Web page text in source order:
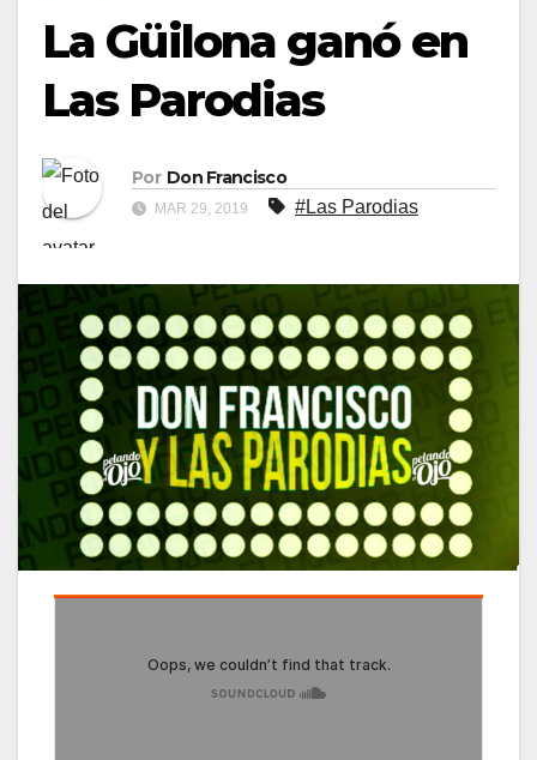
La Güilona ganó en
Las Parodias
Por Don Francisco
MAR 29, 2019 #Las Parodias